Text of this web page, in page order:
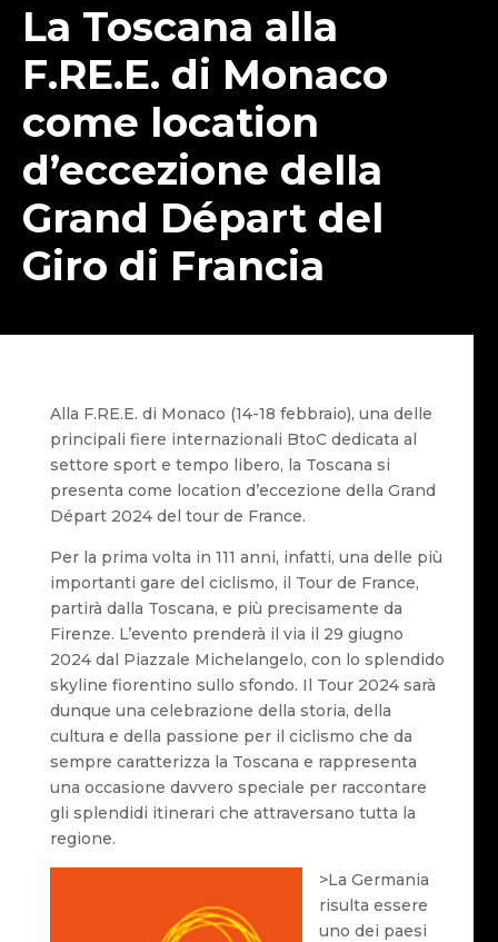
La Toscana alla
F.RE.E. di Monaco
come location
d’eccezione della
Grand Départ del
Giro di Francia
Alla F.RE.E. di Monaco (14-18 febbraio), una delle
principali fiere internazionali BtoC dedicata al
settore sport e tempo libero, la Toscana si
presenta come location d’eccezione della Grand
Départ 2024 del tour de France.
Per la prima volta in 111 anni, infatti, una delle più
importanti gare del ciclismo, il Tour de France,
partirà dalla Toscana, e più precisamente da
Firenze. L’evento prenderà il via il 29 giugno
2024 dal Piazzale Michelangelo, con lo splendido
skyline fiorentino sullo sfondo. Il Tour 2024 sarà
dunque una celebrazione della storia, della
cultura e della passione per il ciclismo che da
sempre caratterizza la Toscana e rappresenta
una occasione davvero speciale per raccontare
gli splendidi itinerari che attraversano tutta la
regione.
>La Germania
risulta essere
uno dei paesi